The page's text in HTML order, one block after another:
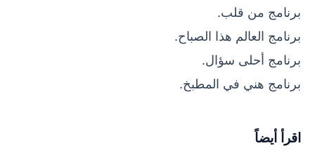
برنامج من قلب.
برنامج العالم هذا الصباح.
برنامج أحلى سؤال.
برنامج هني في المطبخ.
اقرأ أيضاً